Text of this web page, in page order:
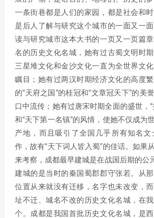
一条街巷都是人们的家园，都是社会和时
是后人了解与研究这个城市的一面又一
读与研究城市这本大书的一页又一页篇
名的历史文化名城，她有过古蜀文明时
三星堆文化和金沙文化一直为全世界文
瞩目；她有过两汉时期经济文化的高度
的“天府之国”的桂冠和“文章冠天下”的美
口中流传；她有过唐宋时期全面的盛世，“
和“天下第一名镇”的风情，使她不仅成为
产地，而且吸引了全国几乎所有知名文
作，故有“天下词人皆入蜀”的佳话。如果
来考察，成都最早建城是在战国后期的公
建城的是当时的秦国蜀郡郡守张若。从
位置从来就没有迁移，名字也未改变，
址不迁、城名不改的历史文化名城，在
个。成都是我国首批历史文化名城，是